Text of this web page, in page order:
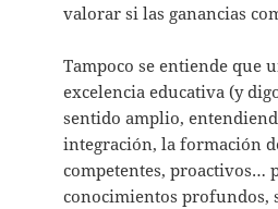
valorar si las ganancias
Tampoco se entiende que
excelencia educativa (y
sentido amplio,
integración, la formación
competentes, proactivos…
conocimientos profundos,